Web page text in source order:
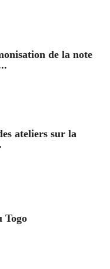
de la note
ateliers sur la
Togo